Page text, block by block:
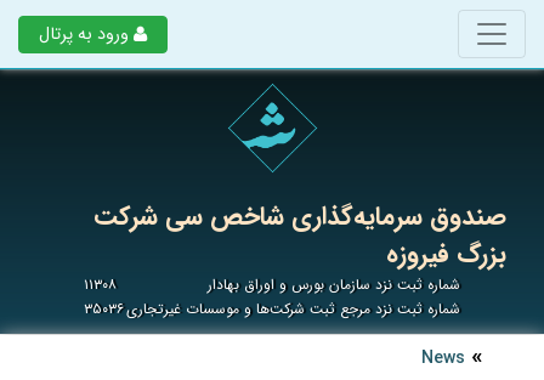
ورود به پرتال
صندوق سرمایه‌گذاری شاخص سی شرکت
بزرگ فیروزه
شماره ثبت نزد سازمان بورس و اوراق بهادار
۱۱۳۰۸
شماره ثبت نزد مرجع ثبت شرکت‌ها و موسسات غیرتجاری۳۵۰۳۶
News